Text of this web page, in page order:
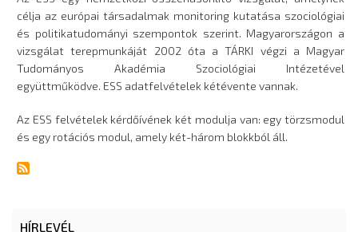
célja az európai társadalmak monitoring kutatása szociológiai
és politikatudományi szempontok szerint. Magyarországon a
vizsgálat terepmunkáját 2002 óta a TÁRKI végzi a Magyar
Tudományos Akadémia Szociológiai Intézetével
együttműködve. ESS adatfelvételek kétévente vannak.
Az ESS felvételek kérdőívének két modulja van: egy törzsmodul
és egy rotációs modul, amely két-három blokkból áll.
HÍRLEVÉL